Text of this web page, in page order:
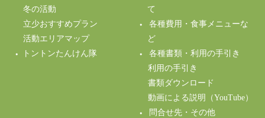
冬の活動
立少おすすめプラン
活動エリアマップ
トントンたんけん隊
て
各種費用・食事メニューな
ど
各種書類・利用の手引き
利用の手引き
書類ダウンロード
動画による説明（YouTube）
問合せ先・その他